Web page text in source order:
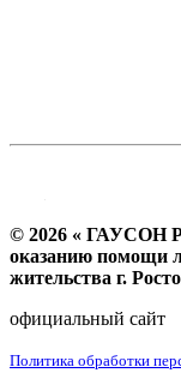
© 2026 « ГАУСОН
оказанию помощи
жительства г.
официальный сайт
Политика обработки